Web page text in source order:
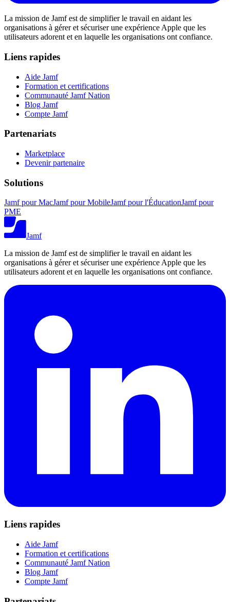
La mission de Jamf est de simplifier le travail en aidant les
organisations à gérer et sécuriser une expérience Apple que les
utilisateurs adorent et en laquelle les organisations ont confiance.
Liens rapides
Aide Jamf
Formation et certifications
Communauté Jamf Nation
Blog Jamf
Compte Jamf
Partenariats
Marketplace
Devenir partenaire
Solutions
Jamf pour MacJamf pour MobileJamf pour l'ÉducationJamf pour
PME
Jamf
La mission de Jamf est de simplifier le travail en aidant les
organisations à gérer et sécuriser une expérience Apple que les
utilisateurs adorent et en laquelle les organisations ont confiance.
Liens rapides
Aide Jamf
Formation et certifications
Communauté Jamf Nation
Blog Jamf
Compte Jamf